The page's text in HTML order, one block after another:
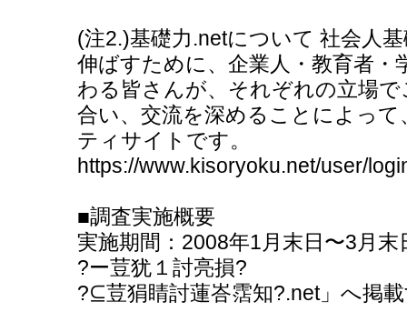
(注2.)基礎力.netについて 社会人
伸ばすために、企業人・教育者・
わる皆さんが、それぞれの立場
合い、交流を深めることによっ
ティサイトです。
https://www.kisoryoku.net/user/
■調査実施概要
実施期間：2008年1月末日〜3月末
?ー荳犹１討亮損?
?⊆荳狷睛討蓮峇霑知?.net」へ掲